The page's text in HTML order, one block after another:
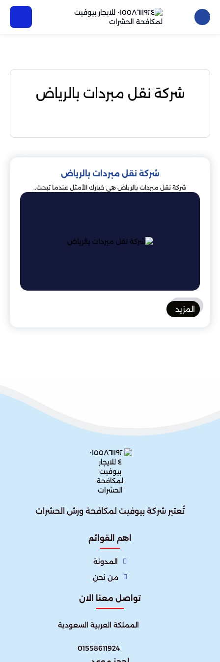
شركة نقل مبردات بالرياض
شركة نقل مبردات بالرياض
شركة نقل مبردات بالرياض هي خيارك الأمثل عندما تبحث..
المزيد
تُعتبر شركة بيوفيت لمكافحة ورش الحشرات
اهم القوائم
المدونة
من نحن
تواصل معنا الان
المملكة العربية السعودية
01558611924